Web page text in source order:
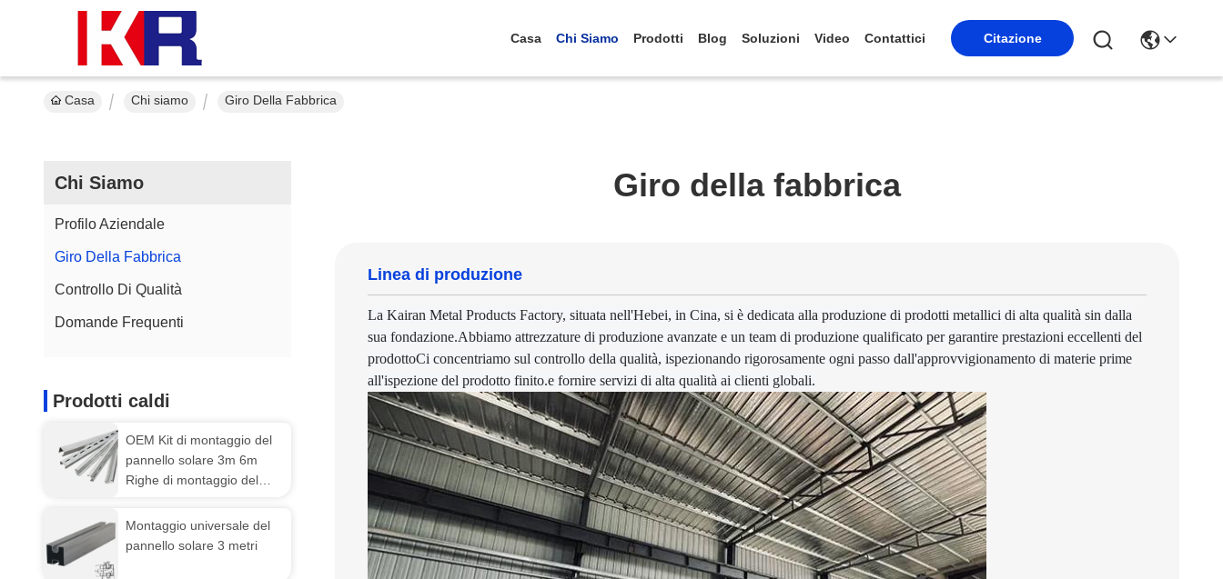
Casa Chi Siamo Prodotti Blog Soluzioni Video Contattici Citazione
Casa Chi siamo Giro Della Fabbrica
Chi Siamo
Profilo Aziendale
Giro Della Fabbrica
Controllo Di Qualità
Domande Frequenti
Prodotti caldi
OEM Kit di montaggio del
pannello solare 3m 6m
Righe di montaggio del
Montaggio universale del
pannello solare 3 metri
Giro della fabbrica
Linea di produzione
La Kairan Metal Products Factory, situata nell'Hebei, in Cina, si è dedicata alla produzione di prodotti metallici di alta qualità sin dalla
sua fondazione.Abbiamo attrezzature di produzione avanzate e un team di produzione qualificato per garantire prestazioni eccellenti del
prodottoCi concentriamo sul controllo della qualità, ispezionando rigorosamente ogni passo dall'approvvigionamento di materie prime
all'ispezione del prodotto finito.e fornire servizi di alta qualità ai clienti globali.